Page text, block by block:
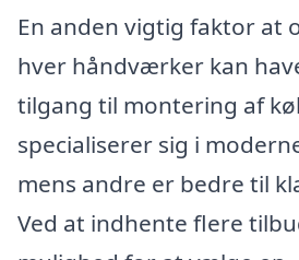
En anden vigtig faktor at
hver håndværker kan
tilgang til montering af
specialiserer sig i
mens andre er bedre til
Ved at indhente flere